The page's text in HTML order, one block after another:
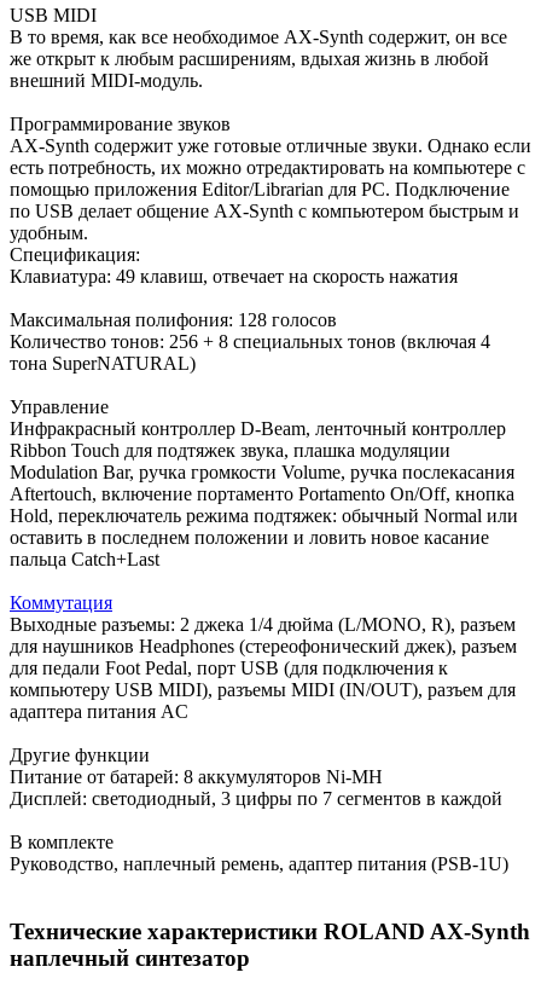
USB MIDI
В то время, как все необходимое AX-Synth содержит, он все
же открыт к любым расширениям, вдыхая жизнь в любой
внешний MIDI-модуль.
Программирование звуков
AX-Synth содержит уже готовые отличные звуки. Однако если
есть потребность, их можно отредактировать на компьютере с
помощью приложения Editor/Librarian для PC. Подключение
по USB делает общение AX-Synth с компьютером быстрым и
удобным.
Спецификация:
Клавиатура: 49 клавиш, отвечает на скорость нажатия
Максимальная полифония: 128 голосов
Количество тонов: 256 + 8 специальных тонов (включая 4
тона SuperNATURAL)
Управление
Инфракрасный контроллер D-Beam, ленточный контроллер
Ribbon Touch для подтяжек звука, плашка модуляции
Modulation Bar, ручка громкости Volume, ручка послекасания
Aftertouch, включение портаменто Portamento On/Off, кнопка
Hold, переключатель режима подтяжек: обычный Normal или
оставить в последнем положении и ловить новое касание
пальца Catch+Last
Коммутация
Выходные разъемы: 2 джека 1/4 дюйма (L/MONO, R), разъем
для наушников Headphones (стереофонический джек), разъем
для педали Foot Pedal, порт USB (для подключения к
компьютеру USB MIDI), разъемы MIDI (IN/OUT), разъем для
адаптера питания AC
Другие функции
Питание от батарей: 8 аккумуляторов Ni-MH
Дисплей: светодиодный, 3 цифры по 7 сегментов в каждой
В комплекте
Руководство, наплечный ремень, адаптер питания (PSB-1U)
Технические характеристики ROLAND AX-Synth
наплечный синтезатор